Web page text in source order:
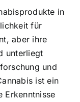
in
für
aber ihre
unterliegt
und
ist ein
Erkenntnisse